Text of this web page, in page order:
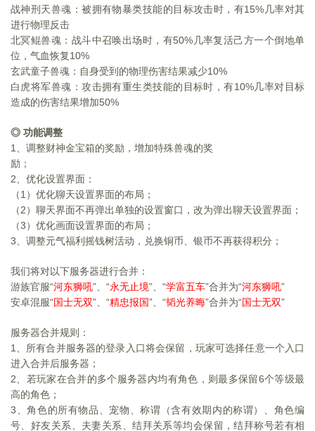
战神刑天兽魂：被拥有物暴类技能的目标攻击时，有15%几率对其
进行物理反击
北冥鲲兽魂：战斗中召唤出场时，有50%几率复活己方一个倒地单
位，气血恢复10%
玄武童子兽魂：自身受到的物理伤害结果减少10%
白虎将军兽魂：攻击拥有重生类技能的目标时，有10%几率对目标
造成的伤害结果增加50%
◎ 功能调整
1
、调整财神金宝箱的奖励，增加特殊兽魂的奖
励；
2 、优化设置界面：
（1）优化聊天设置界面的布局；
（2）聊天界面不再弹出单独的设置窗口，改为弹出聊天设置界面；
（3）优化画面设置界面的布局；
3 、调整元气福利摇钱树活动，兑换铜币、银币不再获得积分；
我们将对以下服务器进行合并：
游族官服“河东狮吼”、“永无止境”、“学富五车”合并为“河东狮吼”
安卓混服“ 国士无双”、“精忠报国 ”、“韬光养晦”合并为“ 国士无双”
服务器合并规则：
1
、所有合并服务器的登录入口将会保留，玩家可选择任意一个入口
进入合并后服务器；
2 、若玩家在合并的多个服务器内均有角色，则最多保留6个等级最
高的角色；
3 、角色的所有物品、宠物、称谓（含有效期内的称谓）、角色编
号、好友关系、夫妻关系、结拜关系等均会保留，结拜称号若有相